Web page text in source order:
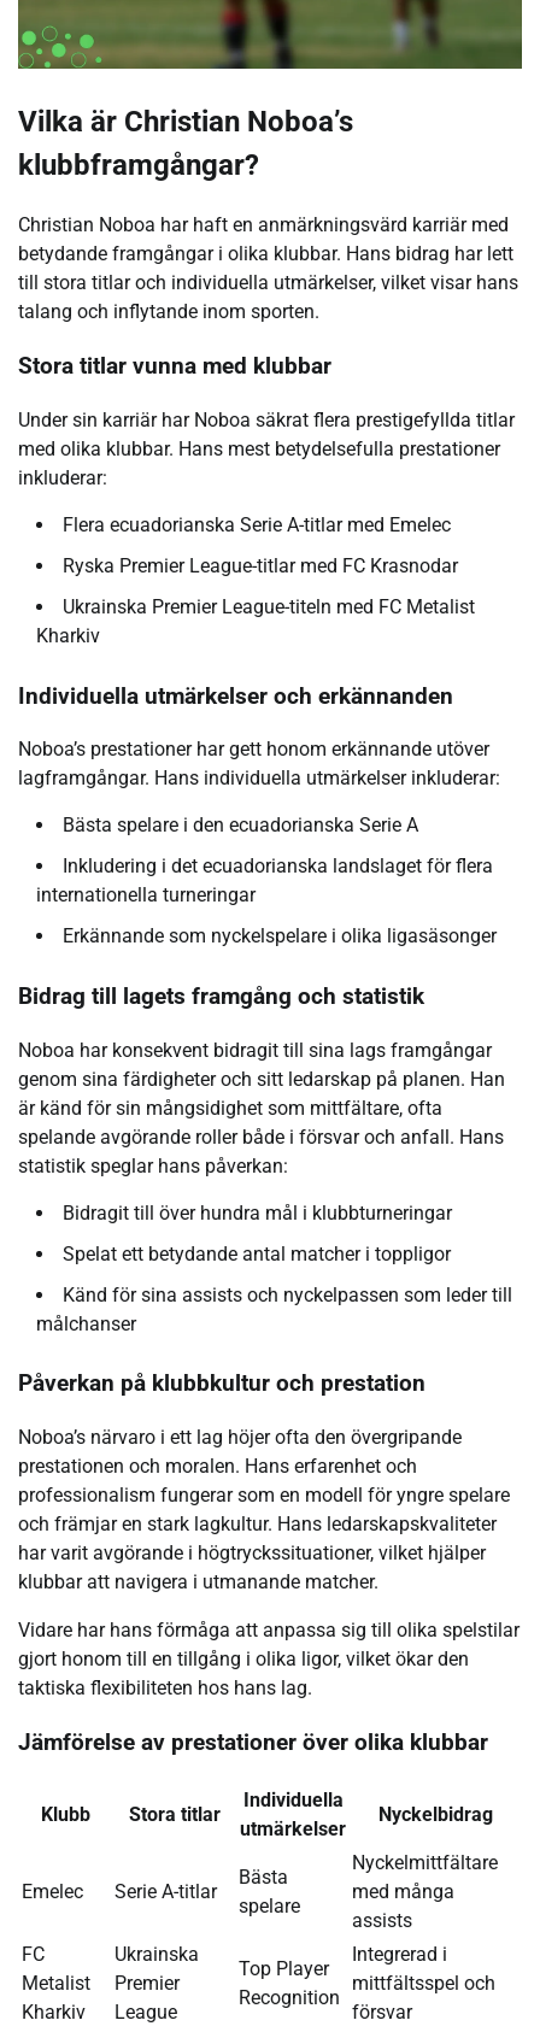
Vilka är Christian Noboa’s
klubbframgångar?
Christian Noboa har haft en anmärkningsvärd karriär med
betydande framgångar i olika klubbar. Hans bidrag har lett
till stora titlar och individuella utmärkelser, vilket visar hans
talang och inflytande inom sporten.
Stora titlar vunna med klubbar
Under sin karriär har Noboa säkrat flera prestigefyllda titlar
med olika klubbar. Hans mest betydelsefulla prestationer
inkluderar:
Flera ecuadorianska Serie A-titlar med Emelec
Ryska Premier League-titlar med FC Krasnodar
Ukrainska Premier League-titeln med FC Metalist
Kharkiv
Individuella utmärkelser och erkännanden
Noboa’s prestationer har gett honom erkännande utöver
lagframgångar. Hans individuella utmärkelser inkluderar:
Bästa spelare i den ecuadorianska Serie A
Inkludering i det ecuadorianska landslaget för flera
internationella turneringar
Erkännande som nyckelspelare i olika ligasäsonger
Bidrag till lagets framgång och statistik
Noboa har konsekvent bidragit till sina lags framgångar
genom sina färdigheter och sitt ledarskap på planen. Han
är känd för sin mångsidighet som mittfältare, ofta
spelande avgörande roller både i försvar och anfall. Hans
statistik speglar hans påverkan:
Bidragit till över hundra mål i klubbturneringar
Spelat ett betydande antal matcher i toppligor
Känd för sina assists och nyckelpassen som leder till
målchanser
Påverkan på klubbkultur och prestation
Noboa’s närvaro i ett lag höjer ofta den övergripande
prestationen och moralen. Hans erfarenhet och
professionalism fungerar som en modell för yngre spelare
och främjar en stark lagkultur. Hans ledarskapskvaliteter
har varit avgörande i högtryckssituationer, vilket hjälper
klubbar att navigera i utmanande matcher.
Vidare har hans förmåga att anpassa sig till olika spelstilar
gjort honom till en tillgång i olika ligor, vilket ökar den
taktiska flexibiliteten hos hans lag.
Jämförelse av prestationer över olika klubbar
Klubb Stora titlar
Individuella
utmärkelser
Nyckelbidrag
Emelec Serie A-titlar
Bästa
spelare
Nyckelmittfältare
med många
assists
FC
Metalist
Kharkiv
Ukrainska
Premier
League
Top Player
Recognition
Integrerad i
mittfältsspel och
försvar